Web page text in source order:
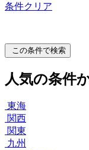
条件クリア
この条件で検索
人気の条件
東海
関西
関東
九州